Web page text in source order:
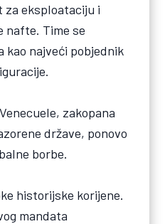
za eksploataciju i
nafte. Time se
kao najveći pobjednik
zakopana
države, ponovo
borbe.
historijske korijene.
mandata